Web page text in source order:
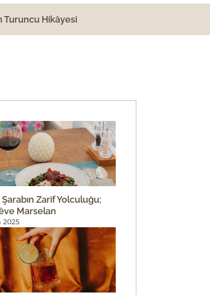
Turuncu Hikâyesi
Şarabın Zarif Yolculuğu;
Marselan
2025